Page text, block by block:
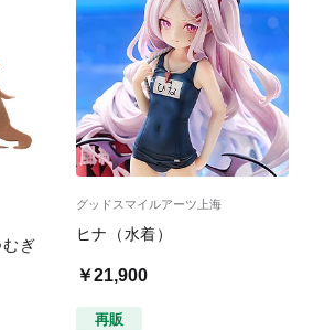
ぎ
グッドスマイルアーツ上海
ヒナ（水着）
￥21,900
再販